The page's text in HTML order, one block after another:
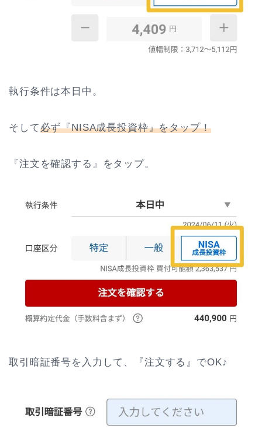
執行条件は本日中。
そして必ず『NISA成長投資枠』をタップ！
『注文を確認する』をタップ。
取引暗証番号を入力して、『注文する』でOK♪